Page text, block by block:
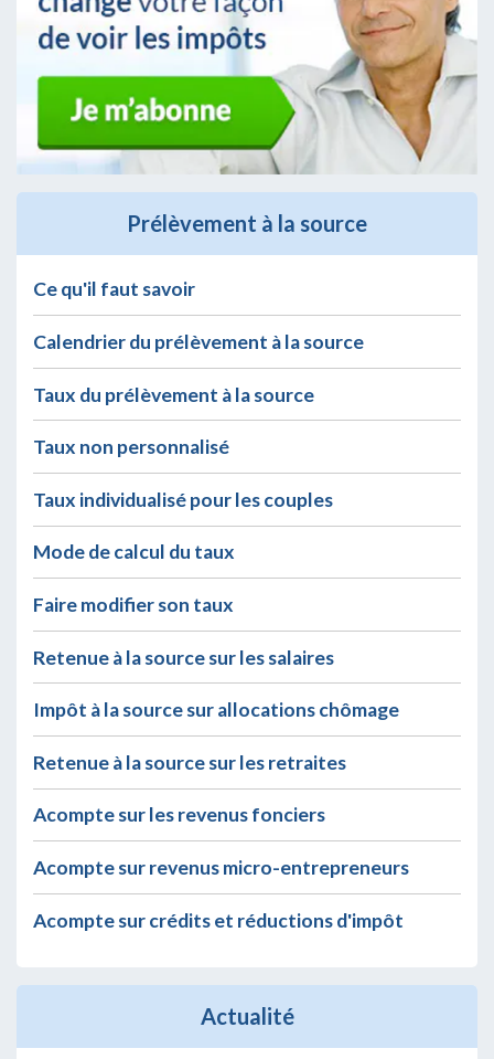
Prélèvement à la source
Ce qu'il faut savoir
Calendrier du prélèvement à la source
Taux du prélèvement à la source
Taux non personnalisé
Taux individualisé pour les couples
Mode de calcul du taux
Faire modifier son taux
Retenue à la source sur les salaires
Impôt à la source sur allocations chômage
Retenue à la source sur les retraites
Acompte sur les revenus fonciers
Acompte sur revenus micro-entrepreneurs
Acompte sur crédits et réductions d'impôt
Actualité